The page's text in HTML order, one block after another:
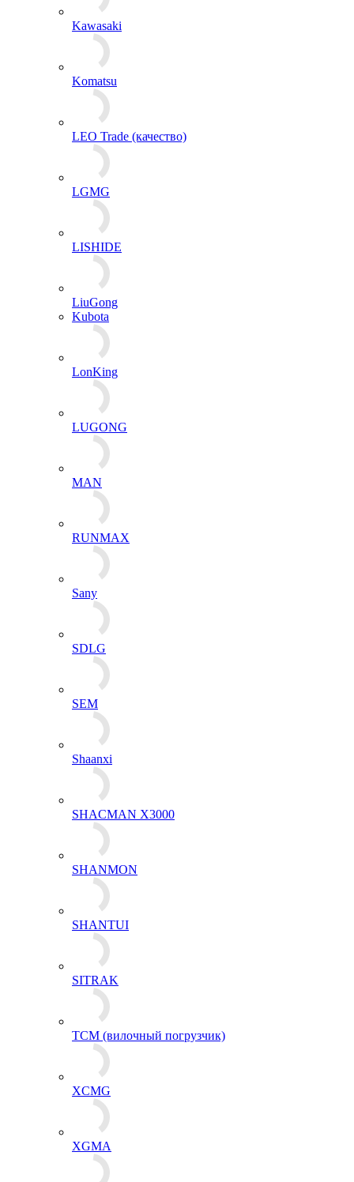
Kawasaki
Komatsu
LEO Trade (качество)
LGMG
LISHIDE
LiuGong
Kubota
LonKing
LUGONG
MAN
RUNMAX
Sany
SDLG
SEM
Shaanxi
SHACMAN X3000
SHANMON
SHANTUI
SITRAK
TCM (вилочный погрузчик)
XCMG
XGMA